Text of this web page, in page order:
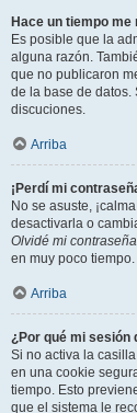
Hace un tiempo
Es posible que la
alguna razón.
que no publicaron
de la base de datos.
discuciones.
Arriba
¡Perdí mi
No se asuste,
desactivarla o
Olvidé mi contraseña
en muy poco tiempo.
Arriba
¿Por qué mi sesión
Si no activa la casilla
en una cookie
tiempo. Esto
que el sistema le